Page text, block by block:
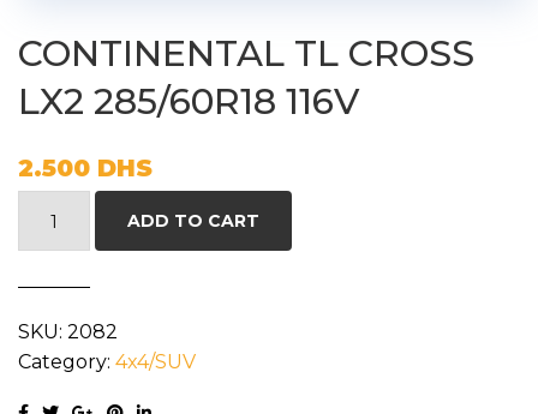
CONTINENTAL TL CROSS
LX2 285/60R18 116V
2.500 DHS
285/60R18
116V
quantity
ADD TO CART
SKU: 2082
Category: 4x4/SUV